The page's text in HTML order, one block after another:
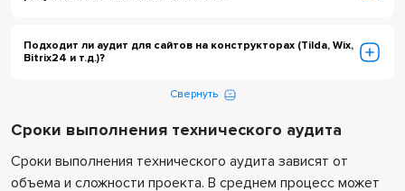
Подходит ли аудит для сайтов на конструкторах (Tilda, Wix,
Bitrix24 и т.д.)?
Свернуть
Сроки выполнения технического аудита
Сроки выполнения технического аудита зависят от
объема и сложности проекта. В среднем процесс может